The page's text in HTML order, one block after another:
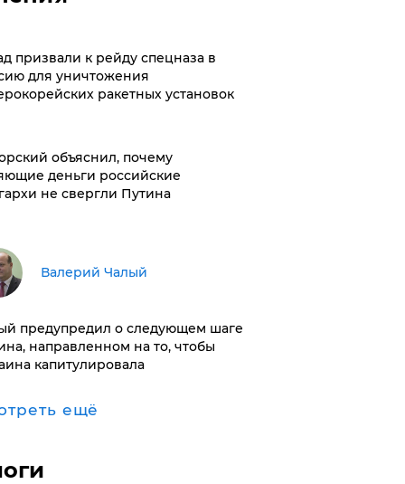
призвали к рейду спецназа в
для уничтожения
ракетных установок
объяснил, почему
деньги российские
не свергли Путина
Валерий Чалый
предупредил о следующем шаге
направленном на то, чтобы
капитулировала
ещё